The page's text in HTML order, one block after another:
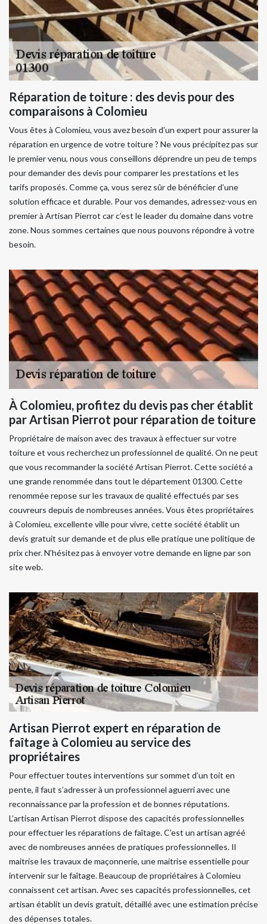
Réparation de toiture : des devis pour des
comparaisons à Colomieu
Vous êtes à Colomieu, vous avez besoin d’un expert pour assurer la
réparation en urgence de votre toiture ? Ne vous précipitez pas sur
le premier venu, nous vous conseillons déprendre un peu de temps
pour demander des devis pour comparer les prestations et les
tarifs proposés. Comme ça, vous serez sûr de bénéficier d’une
solution efficace et durable. Pour vos demandes, adressez-vous en
premier à Artisan Pierrot car c’est le leader du domaine dans votre
zone. Nous sommes certaines que nous pouvons répondre à votre
besoin.
À Colomieu, profitez du devis pas cher établit
par Artisan Pierrot pour réparation de toiture
Propriétaire de maison avec des travaux à effectuer sur votre
toiture et vous recherchez un professionnel de qualité. On ne peut
que vous recommander la société Artisan Pierrot. Cette société a
une grande renommée dans tout le département 01300. Cette
renommée repose sur les travaux de qualité effectués par ses
couvreurs depuis de nombreuses années. Vous êtes propriétaires
à Colomieu, excellente ville pour vivre, cette société établit un
devis gratuit sur demande et de plus elle pratique une politique de
prix cher. N’hésitez pas à envoyer votre demande en ligne par son
site web.
Artisan Pierrot expert en réparation de
faîtage à Colomieu au service des
propriétaires
Pour effectuer toutes interventions sur sommet d’un toit en
pente, il faut s’adresser à un professionnel aguerri avec une
reconnaissance par la profession et de bonnes réputations.
L’artisan Artisan Pierrot dispose des capacités professionnelles
pour effectuer les réparations de faîtage. C’est un artisan agréé
avec de nombreuses années de pratiques professionnelles. Il
maitrise les travaux de maçonnerie, une maitrise essentielle pour
intervenir sur le faîtage. Beaucoup de propriétaires à Colomieu
connaissent cet artisan. Avec ses capacités professionnelles, cet
artisan établit un devis gratuit, détaillé avec une estimation précise
des dépenses totales.